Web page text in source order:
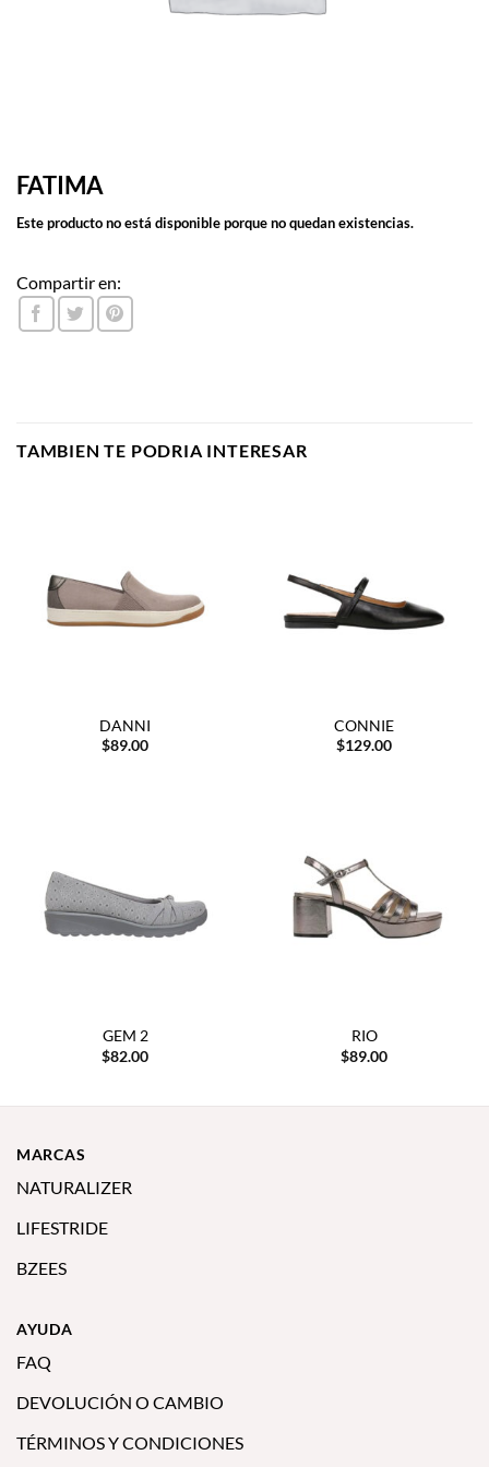
FATIMA
Este producto no está disponible porque no quedan existencias.
Compartir en:
TAMBIEN TE PODRIA INTERESAR
DANNI
$89.00
CONNIE
$129.00
GEM 2
$82.00
RIO
$89.00
MARCAS
NATURALIZER
LIFESTRIDE
BZEES
AYUDA
FAQ
DEVOLUCIÓN O CAMBIO
TÉRMINOS Y CONDICIONES